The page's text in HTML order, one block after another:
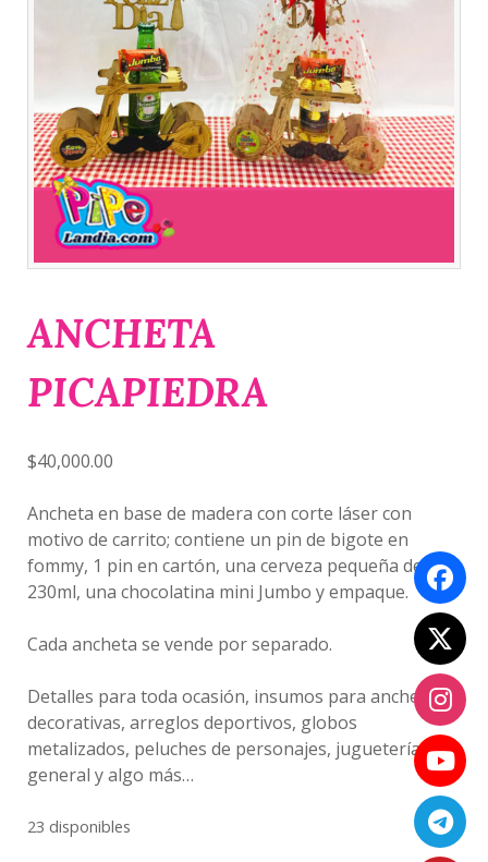
ANCHETA
PICAPIEDRA
$40,000.00
Ancheta en base de madera con corte láser con
motivo de carrito; contiene un pin de bigote en
fommy, 1 pin en cartón, una cerveza pequeña de
230ml, una chocolatina mini Jumbo y empaque.
Cada ancheta se vende por separado.
Detalles para toda ocasión, insumos para anchetas
decorativas, arreglos deportivos, globos
metalizados, peluches de personajes, juguetería
general y algo más…
23 disponibles